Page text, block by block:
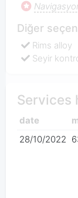
Diğer
Rims alloy
Seyir
Services
date
28/10/2022